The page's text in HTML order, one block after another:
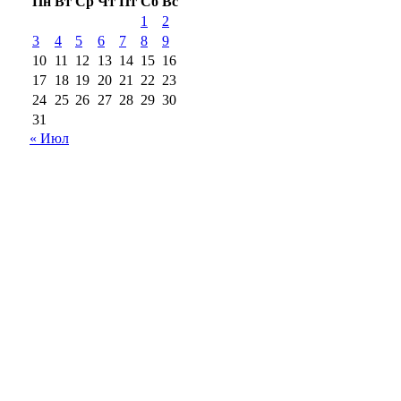
1
2
3
4 5 6 7 8
9
10 11 12 13 14 15 16
17 18 19 20 21 22 23
24 25 26 27 28 29 30
31
« Июл